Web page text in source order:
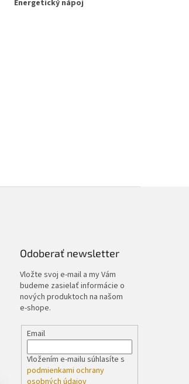
Energetický nápoj
Odoberať newsletter
Vložte svoj e-mail a my Vám
budeme zasielať informácie o
nových produktoch na našom
e-shope.
Email
Vložením e-mailu súhlasíte s
podmienkami ochrany
osobných údajov